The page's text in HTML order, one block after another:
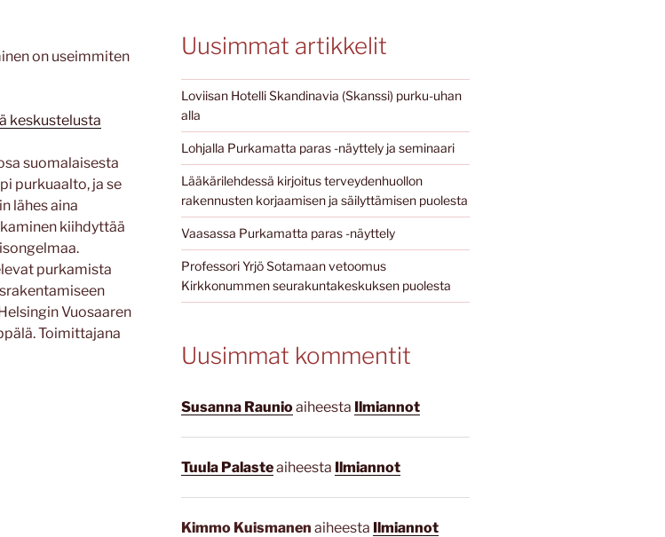
on useimmiten
keskustelusta
suomalaisesta
purkuaalto, ja se
lähes aina
kiihdyttää
purkamista
Vuosaaren
Toimittajana
Uusimmat artikkelit
Loviisan Hotelli Skandinavia (Skanssi) purku-uhan
alla
Lohjalla Purkamatta paras -näyttely ja seminaari
Lääkärilehdessä kirjoitus terveydenhuollon
rakennusten korjaamisen ja säilyttämisen puolesta
Vaasassa Purkamatta paras -näyttely
Professori Yrjö Sotamaan vetoomus
Kirkkonummen seurakuntakeskuksen puolesta
Uusimmat kommentit
Susanna Raunioaiheesta Ilmiannot
Tuula Palasteaiheesta Ilmiannot
Kimmo Kuismanen aiheesta Ilmiannot